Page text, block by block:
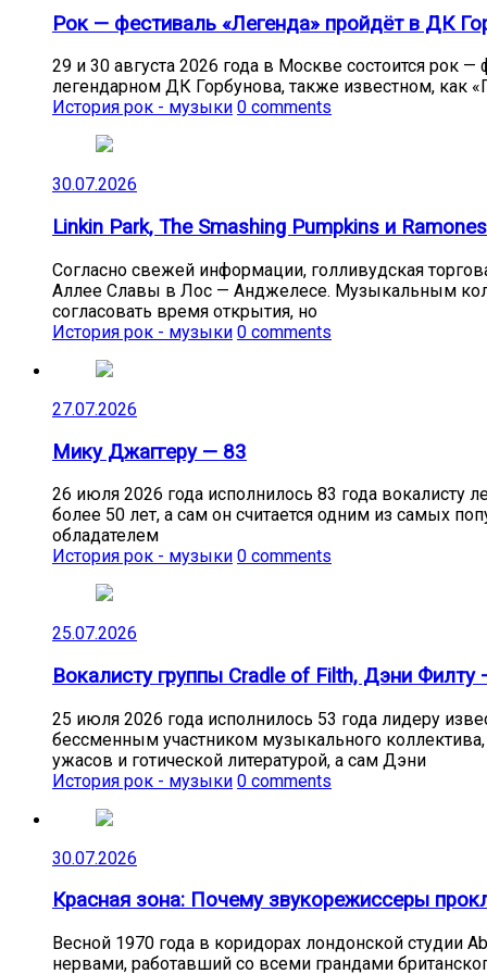
Рок — фестиваль «Легенда» пройдёт в ДК
29 и 30 августа 2026 года в Москве состоится рок
легендарном ДК Горбунова, также известном, как
История рок - музыки 0 comments
30.07.2026
Linkin Park, The Smashing Pumpkins и
Согласно свежей информации, голливудская
Аллее Славы в Лос — Анджелесе. Музыкальным
согласовать время открытия, но
История рок - музыки 0 comments
27.07.2026
Мику Джаггеру — 83
26 июля 2026 года исполнилось 83 года вокалисту
более 50 лет, а сам он считается одним из самых
обладателем
История рок - музыки 0 comments
25.07.2026
Вокалисту группы Cradle of Filth, Дэни Филту
25 июля 2026 года исполнилось 53 года лидеру
бессменным участником музыкального
ужасов и готической литературой, а сам Дэни
История рок - музыки 0 comments
30.07.2026
Красная зона: Почему звукорежиссеры
Весной 1970 года в коридорах лондонской студии
нервами, работавший со всеми грандами